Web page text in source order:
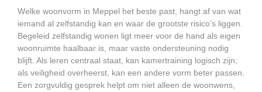
Welke woonvorm in Meppel het beste past, hangt af van wat
iemand al zelfstandig kan en waar de grootste risico’s liggen.
Begeleid zelfstandig wonen ligt meer voor de hand als eigen
woonruimte haalbaar is, maar vaste ondersteuning nodig
blijft. Als leren centraal staat, kan kamertraining logisch zijn;
als veiligheid overheerst, kan een andere vorm beter passen.
Een zorgvuldig gesprek helpt om niet alleen de woonwens,